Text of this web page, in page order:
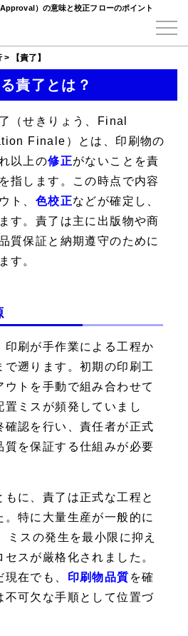
）の意味と校正フローのポイント
> 【責了】
責了とは？
（せきりょう、
Final
Finale ）とは、印刷物の
以上の修正がないことを責
指します。この時点で内容
ト、 色校正などが確定し、
す。責了は主に出版物や商
質保証と納期遵守のために
す。
印刷が手作業による工程か
で遡ります。初期の印刷工
ウトを手動で組み合わせて
置ミスが頻発していまし
確認を行い、責任者が正式
質を保証する仕組みが必要
に、責了は正式な工程と
。特に大量生産が一般的に
ミスの発生を最小限に抑え
スが厳格化されました。
現在でも、 印刷物品質 を確
不可欠な手順として位置づ